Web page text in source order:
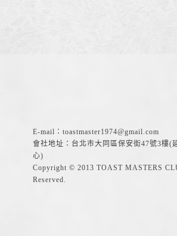
E-mail： toastmaster1974@gmail.com
會社地址：台北市大同區保安街47號3樓(
心)
Copyright © 2013 TOAST MASTERS
Reserved.